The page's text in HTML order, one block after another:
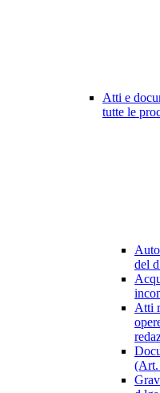
Atti e
tutte le
del
Atti
(Art.